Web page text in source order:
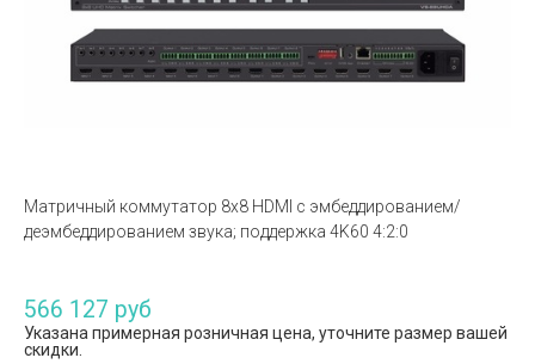
Матричный коммутатор 8х8 HDMI с эмбеддированием/
деэмбеддированием звука; поддержка 4K60 4:2:0
566 127 руб
Указана примерная розничная цена, уточните размер вашей
скидки.